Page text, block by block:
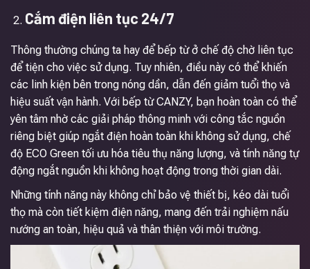
Cắm điện liên tục 24/7
Thông thường chúng ta hay để bếp từ ở chế độ chờ liên tục
để tiện cho việc sử dụng. Tuy nhiên, điều này có thể khiến
các linh kiện bên trong nóng dần, dẫn đến giảm tuổi thọ và
hiệu suất vận hành. Với bếp từ CANZY, bạn hoàn toàn có thể
yên tâm nhờ các giải pháp thông minh với công tắc nguồn
riêng biệt giúp ngắt điện hoàn toàn khi không sử dụng, chế
độ ECO Green tối ưu hóa tiêu thụ năng lượng, và tính năng tự
động ngắt nguồn khi không hoạt động trong thời gian dài.
Những tính năng này không chỉ bảo vệ thiết bị, kéo dài tuổi
thọ mà còn tiết kiệm điện năng, mang đến trải nghiệm nấu
nướng an toàn, hiệu quả và thân thiện với môi trường.